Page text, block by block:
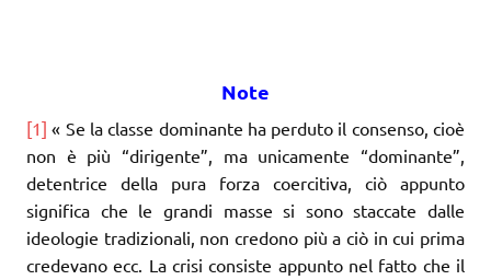
Note
[1] « Se la classe dominante ha perduto il consenso, cioè
non è più “dirigente”, ma unicamente “dominante”,
detentrice della pura forza coercitiva, ciò appunto
significa che le grandi masse si sono staccate dalle
ideologie tradizionali, non credono più a ciò in cui prima
credevano ecc. La crisi consiste appunto nel fatto che il